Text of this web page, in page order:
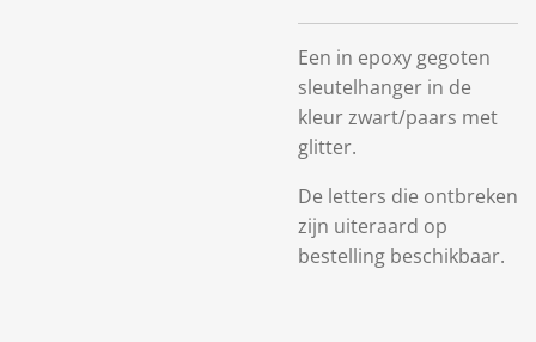
Een in epoxy gegoten
sleutelhanger in de
kleur zwart/paars met
glitter.
De letters die ontbreken
zijn uiteraard op
bestelling beschikbaar.